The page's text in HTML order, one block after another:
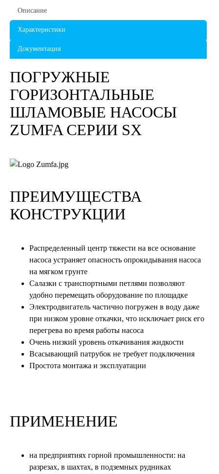
Описание
Характеристики
Документация
ПОГРУЖНЫЕ
ГОРИЗОНТАЛЬНЫЕ
ШЛАМОВЫЕ НАСОСЫ
ZUMFA СЕРИИ SX
ПРЕИМУЩЕСТВА
КОНСТРУКЦИИ
Распределенный центр тяжести на все основание
насоса устраняет опасность опрокидывания насоса
на мягком грунте
Салазки с транспортными петлями позволяют
удобно перемещать оборудование по площадке
Электродвигатель частично погружен в воду даже
при низком уровне откачки, что исключает риск его
перегрева во время работы насоса
Очень низкий уровень откачивания жидкости
Всасывающий патрубок не требует подключения
Простота монтажа и эксплуатации
ПРИМЕНЕНИЕ
на предприятиях горной промышленности: на
разрезах, в шахтах, в подземных рудниках